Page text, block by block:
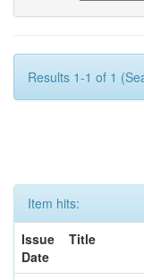
Results 1-1 of 1
Item hits:
Issue
Date
Title